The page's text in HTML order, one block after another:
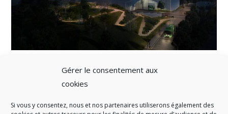
Gérer le consentement aux
cookies
Si vous y consentez, nous et nos partenaires utiliserons également des
A SAVOIR